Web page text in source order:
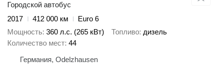
Городской автобус
2017
412 000 км
Euro 6
Мощность 360 л.с. (265 кВт) Топливо дизель
Количество мест 44
Германия, Odelzhausen